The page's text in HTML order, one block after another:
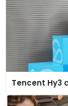
Tencent Hy3